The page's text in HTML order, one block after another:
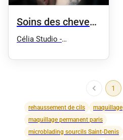
Soins des cheveux
et spa
Célia Studio -
permanent sourcils et
1
rehaussement de cils
maquillage
maquillage permanent paris
microblading sourcils Saint-Denis